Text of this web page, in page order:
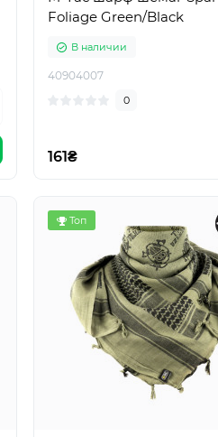
Foliage Green/Black
В наличии
40904007
0
161₴
Топ